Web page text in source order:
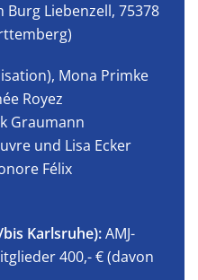
Liebenzell, 75378
Mona Primke
Royez
Graumann
und Lisa Ecker
Félix
Karlsruhe):AMJ-
400,- € (davon